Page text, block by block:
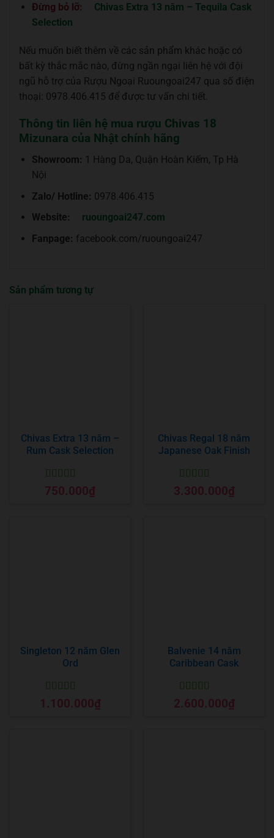
Đừng bỏ lỡ:
Chivas Extra 13 năm – Tequila Cask
Selection
Nếu muốn biết thêm về các sản phẩm khác hoặc có
bất kỳ thắc mắc nào, đừng ngần ngại liên hệ với đội
ngũ hỗ trợ của Rượu Ngoại Ruoungoai247 qua số điện
thoại: 0978.406.415 để được tư vấn chi tiết.
Thông tin liên hệ mua rượu Chivas 18
Mizunara của Nhật chính hãng
Showroom: 1 Hàng Da, Quận Hoàn Kiếm, Tp Hà
Nội
Zalo/ Hotline: 0978.406.415
Website:
ruoungoai247.com
Fanpage: facebook.com/ruoungoai247
Sản phẩm tương tự
Chivas Extra 13 năm –
Rum Cask Selection
Được xếp
hạng55 sao
750.000₫
Chivas Regal 18 năm
Japanese Oak Finish
Được xếp
hạng55 sao
3.300.000₫
Singleton 12 năm Glen
Ord
Được xếp
hạng55 sao
1.100.000₫
Balvenie 14 năm
Caribbean Cask
Được xếp
hạng55 sao
2.600.000₫